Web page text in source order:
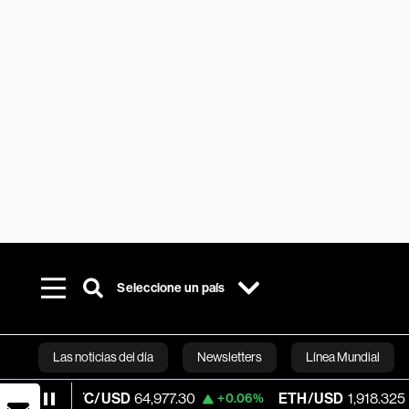
Seleccione un país
Las noticias del día Newsletters Línea Mundial
Bloomberg
USD 64,977.30 +0.06% ETH/USD 1,918.325 +0.23%